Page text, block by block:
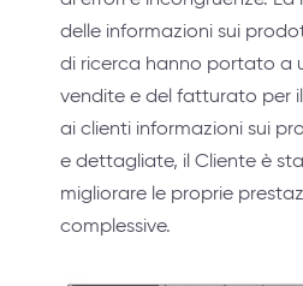
delle informazioni sui
di ricerca hanno portato a
vendite e del fatturato per
ai clienti informazioni sui
e dettagliate, il Cliente è
migliorare le proprie
complessive.